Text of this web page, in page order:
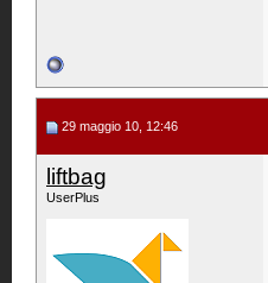
29 maggio 10, 12:46
liftbag
UserPlus